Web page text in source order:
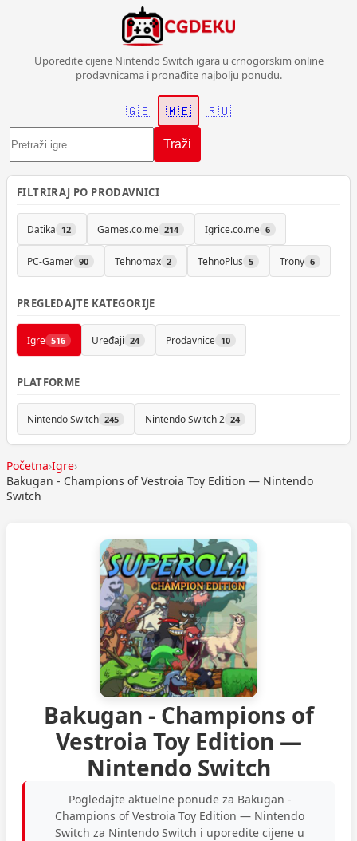
Uporedite cijene Nintendo Switch igara u crnogorskim online
prodavnicama i pronađite najbolju ponudu.
Traži
🇬🇧 🇲🇪 🇷🇺
FILTRIRAJ PO PRODAVNICI
Datika 12 Games.co.me 214 Igrice.co.me 6
PC-Gamer 90 Tehnomax 2 TehnoPlus 5 Trony 6
PREGLEDAJTE KATEGORIJE
Igre 516 Uređaji 24 Prodavnice 10
PLATFORME
Nintendo Switch 245 Nintendo Switch 2 24
Početna›Igre›
Bakugan - Champions of Vestroia Toy Edition — Nintendo
Switch
Bakugan - Champions of
Vestroia Toy Edition —
Nintendo Switch
Pogledajte aktuelne ponude za Bakugan -
Champions of Vestroia Toy Edition — Nintendo
Switch za Nintendo Switch i uporedite cijene u